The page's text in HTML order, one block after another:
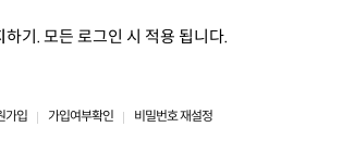
하기. 모든 로그인 시 적용 됩니다.
가입 가입여부확인 비밀번호 재설정